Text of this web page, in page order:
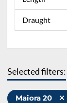
Draught
Selected filters:
Maiora 20